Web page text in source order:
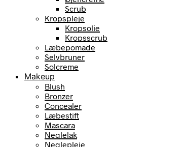
Scrub
Kropspleje
Kropsolie
Kropsscrub
Læbepomade
Selvbruner
Solcreme
Makeup
Blush
Bronzer
Concealer
Læbestift
Mascara
Neglelak
Neglepleje